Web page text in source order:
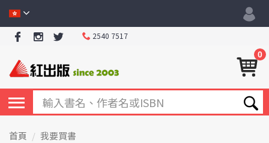
2540 7517
0
首頁 我要買書